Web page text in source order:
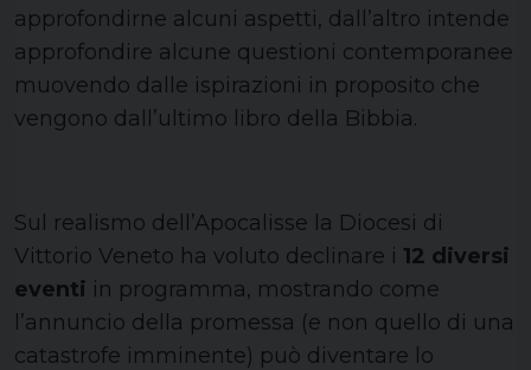
approfondirne alcuni aspetti, dall’altro intende
approfondire alcune questioni contemporanee
muovendo dalle ispirazioni in proposito che
vengono dall’ultimo libro della Bibbia.
Sul realismo dell’Apocalisse la Diocesi di
Vittorio Veneto ha voluto declinare i 12 diversi
eventi in programma, mostrando come
l’annuncio della promessa (e non quello di una
catastrofe imminente) può diventare lo